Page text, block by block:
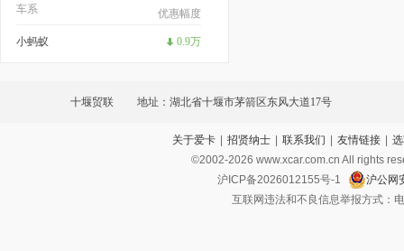
车系 优惠幅度
小蚂蚁 0.9万
十堰贸联 地址：湖北省十堰市茅箭区东风大道17号
关于爱卡 | 招贤纳士 | 联系我们 | 友情链接 |
©2002-2026 www.xcar.com.cn All rights
沪ICP备2026012155号-1
沪公网
互联网违法和不良信息举报方式：